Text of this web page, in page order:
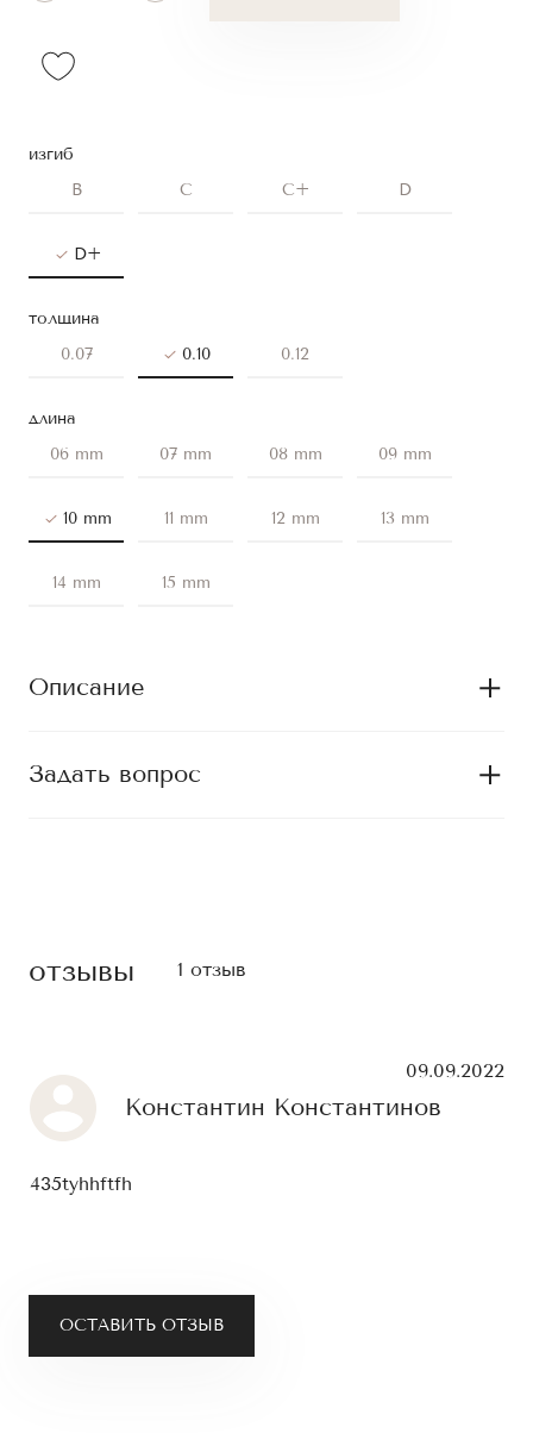
изгиб
B
C C+ D
D+
толщина
0.07
0.10 0.12
длина
06 mm
07 mm 08 mm 09 mm
10 mm 11 mm 12 mm 13 mm
14 mm 15 mm
Описание
Задать вопрос
отзывы 1 отзыв
ОСТАВИТЬ ОТЗЫВ
Константин Константинов
09.09.2022
435tyhhftfh